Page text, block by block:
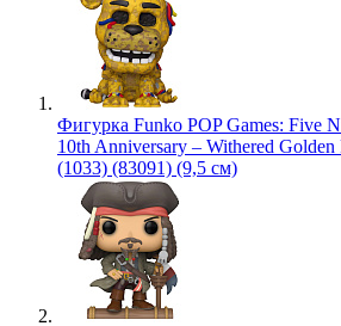
Фигурка Funko POP Games: Five
10th Anniversary – Withered
(1033) (83091) (9,5 см)